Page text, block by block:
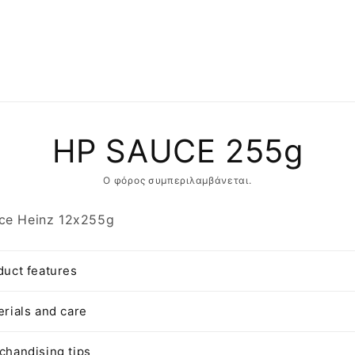
HP SAUCE 255g
Ο φόρος συμπεριλαμβάνεται.
Heinz 12x255g
features
and care
tips